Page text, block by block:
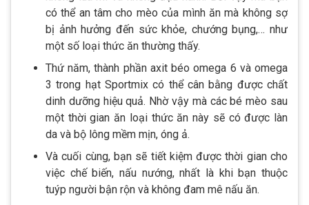
có thể an tâm cho mèo của mình ăn mà không sợ
bị ảnh hưởng đến sức khỏe, chướng bụng,… như
một số loại thức ăn thường thấy.
Thứ năm, thành phần axit béo omega 6 và omega
3 trong hạt Sportmix có thể cân bằng được chất
dinh dưỡng hiệu quả. Nhờ vậy mà các bé mèo sau
một thời gian ăn loại thức ăn này sẽ có được làn
da và bộ lông mềm mịn, óng ả.
Và cuối cùng, bạn sẽ tiết kiệm được thời gian cho
việc chế biến, nấu nướng, nhất là khi bạn thuộc
tuýp người bận rộn và không đam mê nấu ăn.